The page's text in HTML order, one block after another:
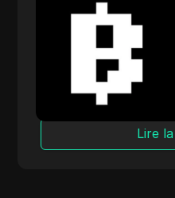
Augmentez vos
Gérez facilement
gagner des tokens
opportunités DeFi à
Lire